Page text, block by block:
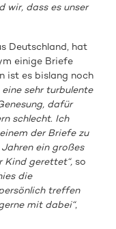
wir, dass es unser
Deutschland, hat
einige Briefe
ist es bislang noch
eine sehr turbulente
dafür
schlecht. Ich
der Briefe zu
ein großes
Kind gerettet“, so
die
treffen
mit dabei“,